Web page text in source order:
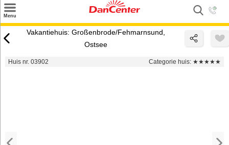
Menu
Zoeken
Vakantiehuis: Großenbrode/Fehmarnsund,
Ostsee
Huis nr. 03902 Categorie huis: ★★★★★